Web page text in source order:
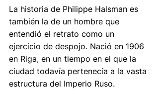
La historia de Philippe Halsman es
también la de un hombre que
entendió el retrato como un
ejercicio de despojo. Nació en 1906
en Riga, en un tiempo en el que la
ciudad todavía pertenecía a la vasta
estructura del Imperio Ruso.